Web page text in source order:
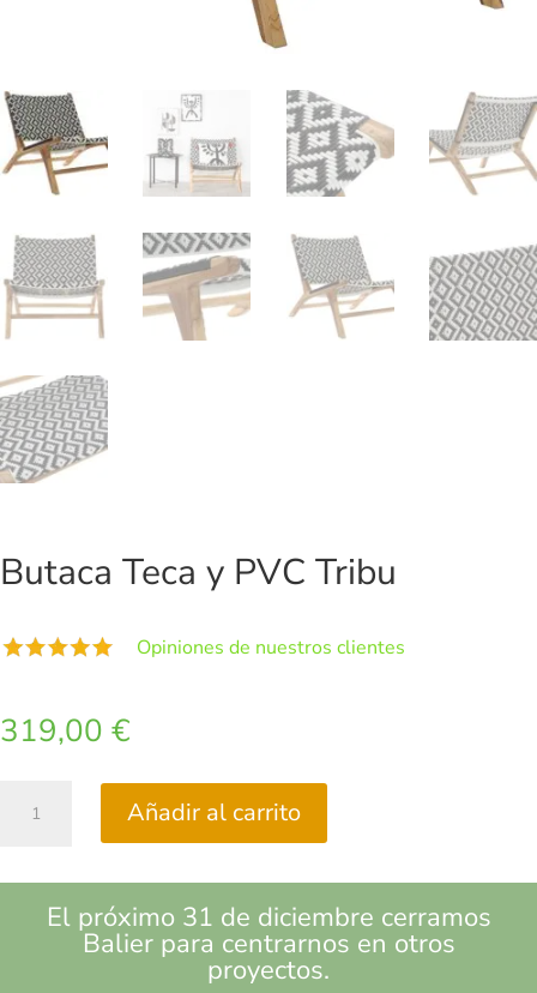
Butaca Teca y PVC Tribu
Opiniones de nuestros clientes
319,00 €
cantidad
Añadir al carrito
El próximo 31 de diciembre cerramos
Balier para centrarnos en otros
proyectos.